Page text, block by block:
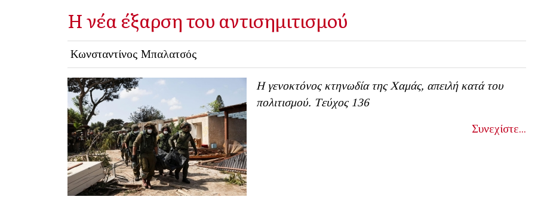
Η νέα έξαρση του αντισημιτισμού
Κωνσταντίνος Μπαλατσός
Η γενοκτόνος κτηνωδία της Χαμάς, απειλή κατά του
πολιτισμού. Tεύχος 136
Συνεχίστε...